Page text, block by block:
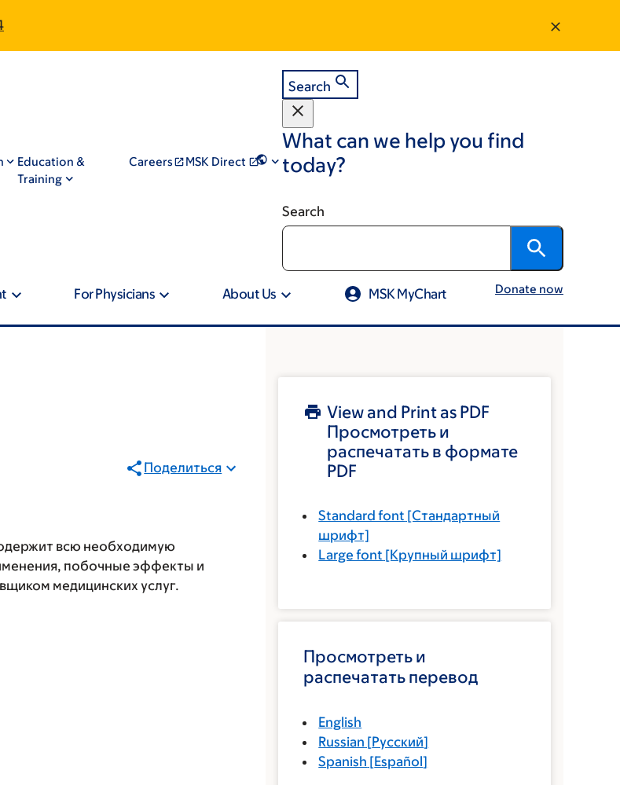
Education &
Training
Careers MSK Direct
Search
What can we help you find
today?
Search
For Physicians About Us MSK MyChart Donate now
Поделиться
всю необходимую
побочные эффекты и
медицинских услуг.
View and Print as PDF
Просмотреть и
распечатать в формате
PDF
Standard font [Стандартный
шрифт]
Large font [Крупный шрифт]
Просмотреть и
распечатать перевод
English
Russian [Русский]
Spanish [Español]